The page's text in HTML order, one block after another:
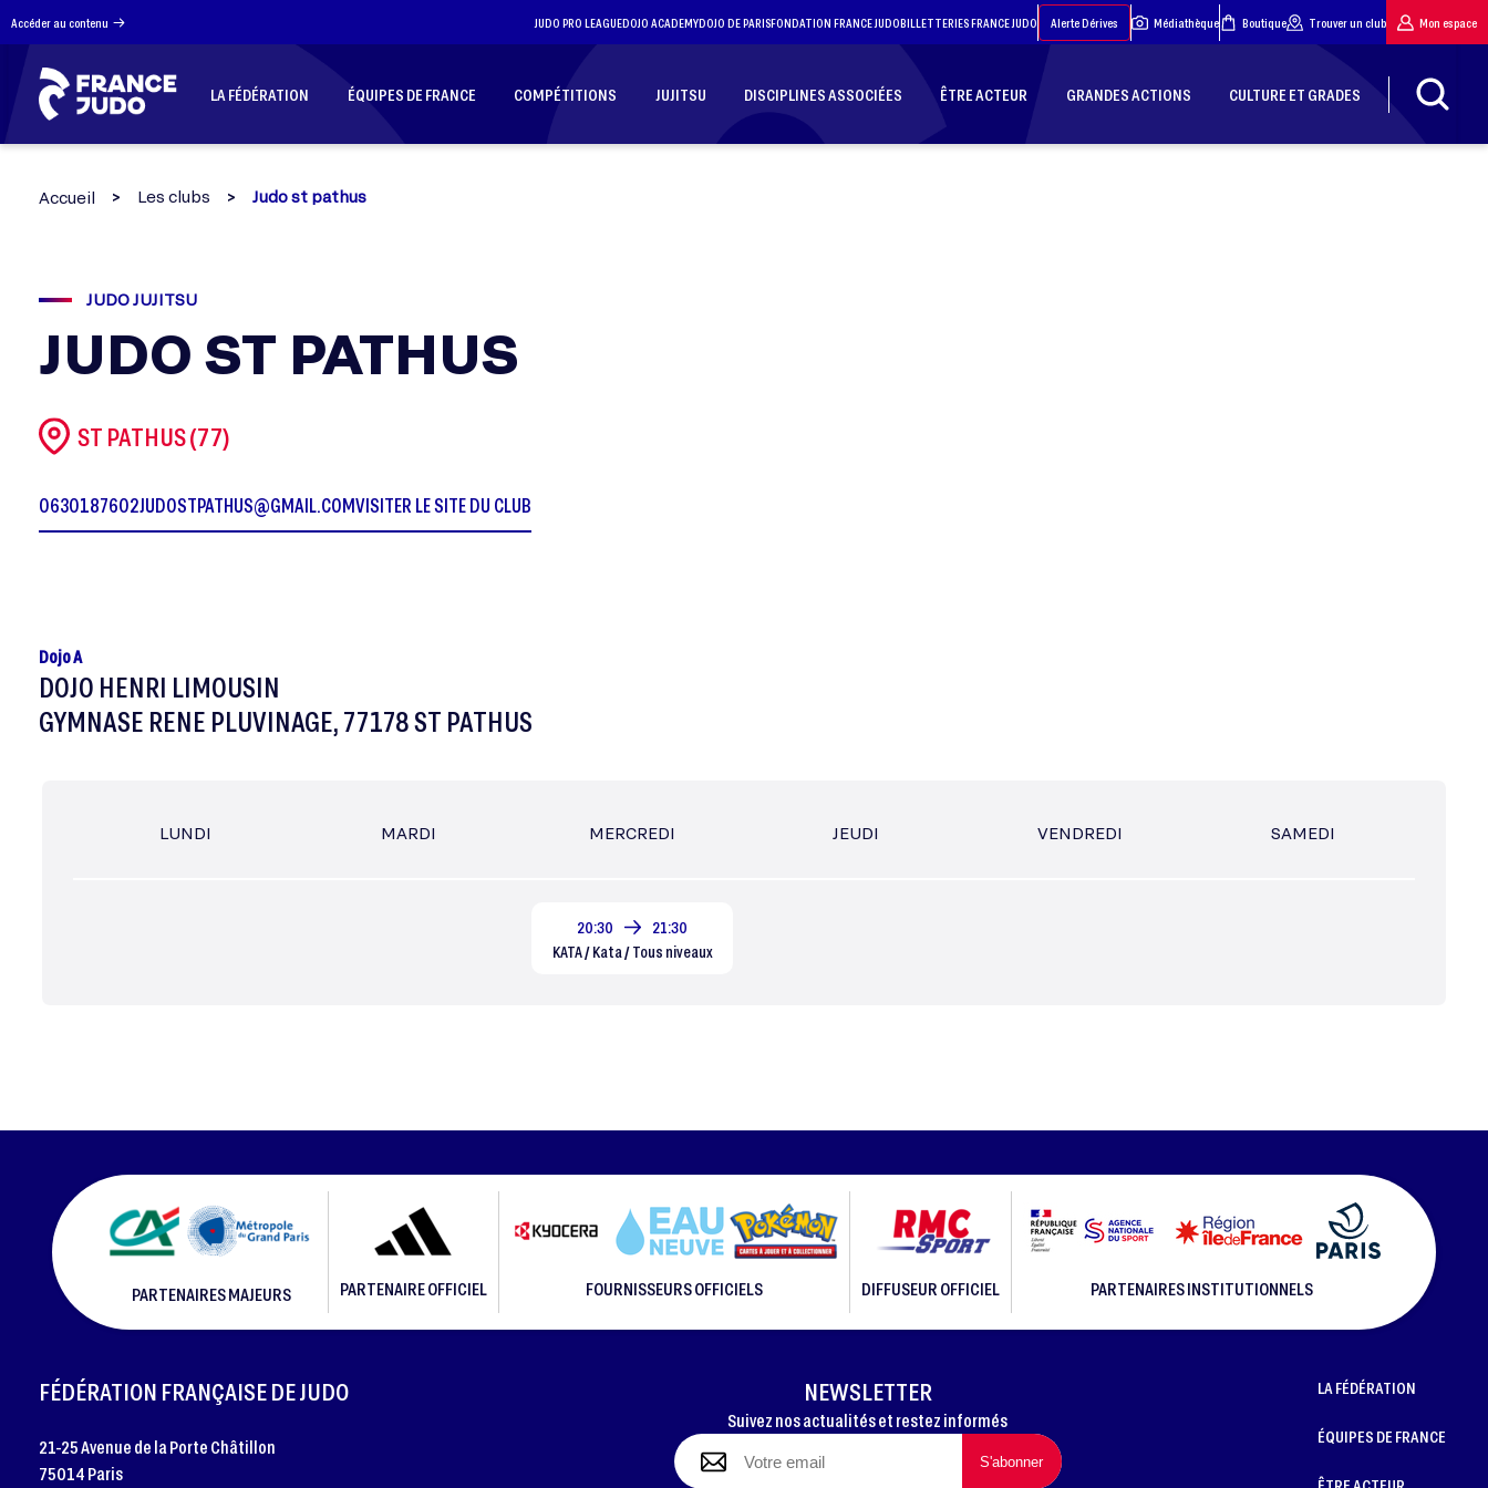
Accéder au contenu JUDO PRO LEAGUEDOJO ACADEMYDOJO DE PARISFONDATION FRANCE JUDOBILLETTERIES FRANCE JUDO Alerte Dérives Médiathèque Boutique Trouver un club Mon espace
LA FÉDÉRATION ÉQUIPES DE FRANCE COMPÉTITIONS JUJITSU DISCIPLINES ASSOCIÉES ÊTRE ACTEUR GRANDES ACTIONS CULTURE ET GRADES
Accueil Les clubs Judo st pathus
JUDO JUJITSU
JUDO ST PATHUS
ST PATHUS (77)
0630187602JUDOSTPATHUS@GMAIL.COMVISITER LE SITE DU CLUB
Dojo A
DOJO HENRI LIMOUSIN
GYMNASE RENE PLUVINAGE, 77178 ST PATHUS
LUNDI MARDI MERCREDI
20:30
21:30
KATA / Kata / Tous niveaux
JEUDI VENDREDI SAMEDI
PARTENAIRES MAJEURS PARTENAIRE OFFICIEL FOURNISSEURS OFFICIELS DIFFUSEUR OFFICIEL PARTENAIRES INSTITUTIONNELS
FOOTER
FÉDÉRATION FRANÇAISE DE JUDO
21-25 Avenue de la Porte Châtillon
75014 Paris
NEWSLETTER
Suivez nos actualités et restez informés
LA FÉDÉRATION
ÉQUIPES DE FRANCE
Panneau de gestion des cookies